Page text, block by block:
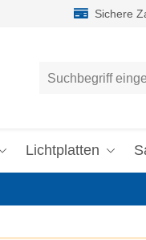
Sichere
Lichtplatten